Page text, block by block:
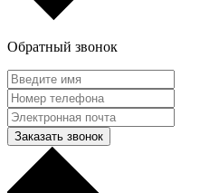
Обратный звонок
Заказать звонок